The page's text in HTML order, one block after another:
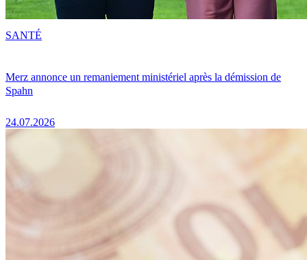
Merz annonce un remaniement ministériel après la démission de
Spahn
24.07.2026
SANTÉ